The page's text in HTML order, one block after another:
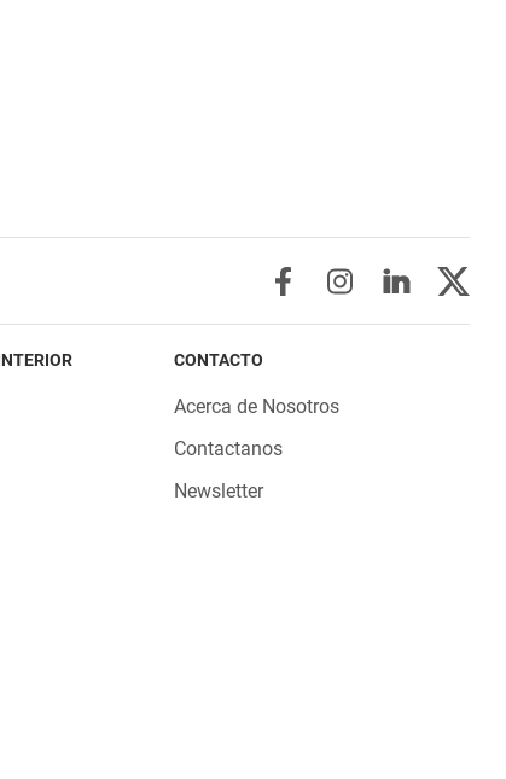
CONTACTO
Acerca de Nosotros
Contactanos
Newsletter